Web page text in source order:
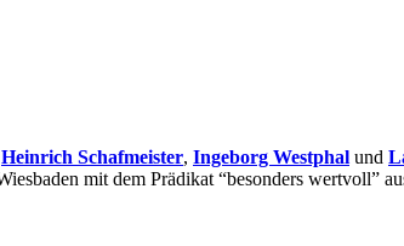
Heinrich Schafmeister, Ingeborg Westphal und
mit dem Prädikat “besonders wertvoll”